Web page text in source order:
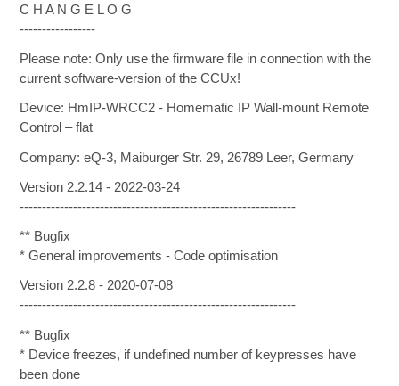
C H A N G E L O G
-----------------
Please note: Only use the firmware file in connection with the
current software-version of the CCUx!
Device: HmIP-WRCC2 - Homematic IP Wall-mount Remote
Control – flat
Company: eQ-3, Maiburger Str. 29, 26789 Leer, Germany
Version 2.2.14 - 2022-03-24
--------------------------------------------------------------
** Bugfix
* General improvements - Code optimisation
Version 2.2.8 - 2020-07-08
--------------------------------------------------------------
** Bugfix
* Device freezes, if undefined number of keypresses have
been done